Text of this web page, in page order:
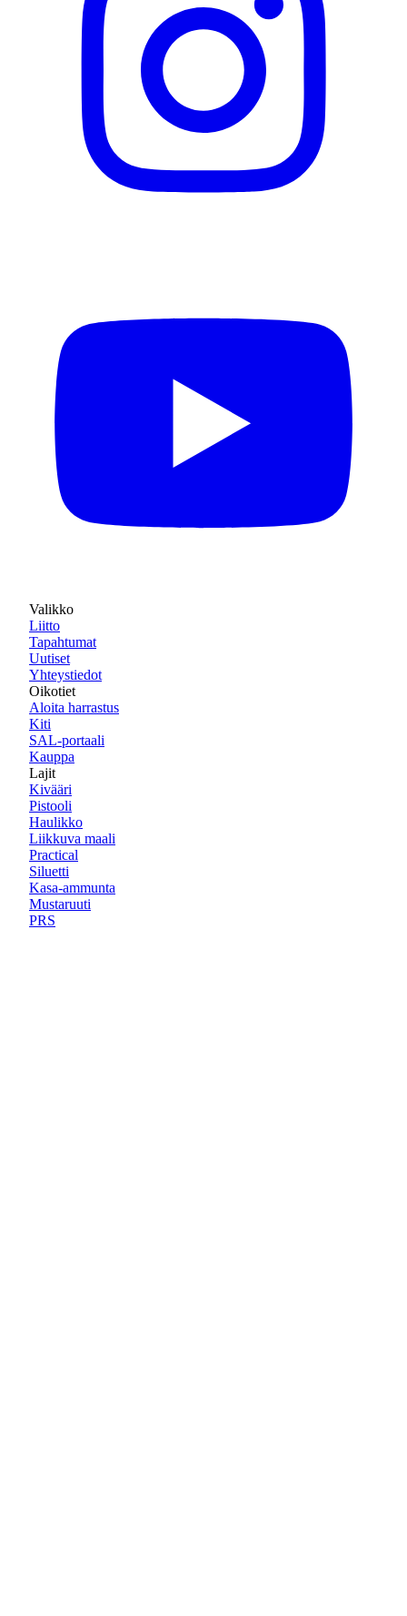
Valikko
Liitto
Tapahtumat
Uutiset
Yhteystiedot
Oikotiet
Aloita harrastus
Kiti
SAL-portaali
Kauppa
Lajit
Kivääri
Pistooli
Haulikko
Liikkuva maali
Practical
Siluetti
Kasa-ammunta
Mustaruuti
PRS